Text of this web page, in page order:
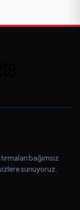
bağımsız
sunuyoruz.